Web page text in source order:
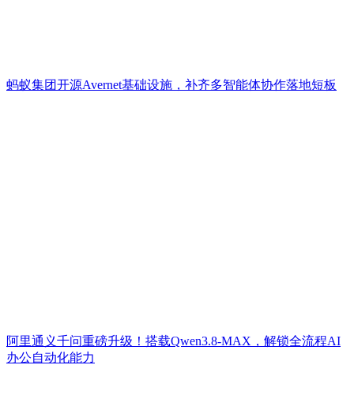
蚂蚁集团开源Avernet基础设施，补齐多智能体协作落地短板
阿里通义千问重磅升级！搭载Qwen3.8-MAX，解锁全流程AI
办公自动化能力